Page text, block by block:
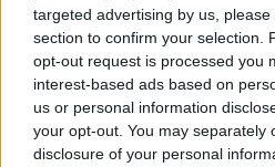
targeted advertising by us,
section to confirm your selection.
opt-out request is processed you
interest-based ads based on
us or personal information
your opt-out. You may separately
disclosure of your personal